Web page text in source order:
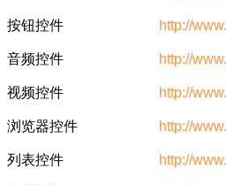
按钮控件 http://
音频控件 http://
视频控件 http://
浏览器控件 http://
列表控件 http://